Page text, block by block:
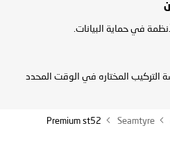
في حماية البيانات.
التركيب المختاره في الوقت المحدد
Seamtyre
Premium st52